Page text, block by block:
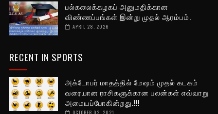
பல்கலைக்கழகப் அனுமதிக்கான
விண்ணப்பங்கள் இன்று முதல் ஆரம்பம்.
APRIL 28, 2026
RECENT IN SPORTS
அக்டோபர் மாதத்தில் மேஷம் முதல் கடகம்
வரையான ராசிகளுக்கான பலன்கள் எவ்வாறு
அமையப்போகின்றது.!!!
OCTOBER 02, 2021